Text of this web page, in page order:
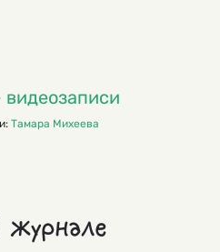
Тамара Михеева
журнале